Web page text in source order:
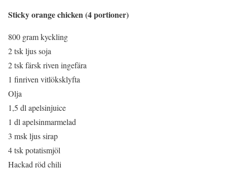
Sticky orange chicken (4 portioner)
800 gram kyckling
2 tsk ljus soja
2 tsk färsk riven ingefära
1 finriven vitlöksklyfta
Olja
1,5 dl apelsinjuice
1 dl apelsinmarmelad
3 msk ljus sirap
4 tsk potatismjöl
Hackad röd chili